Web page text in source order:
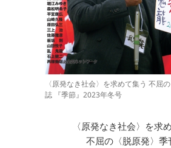
〈原発なき社会〉を求めて集う 不屈
誌 『季節』2023年冬号
〈原発なき社会〉を求
不屈の〈脱原発〉季